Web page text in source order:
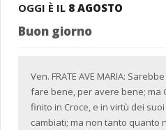
OGGI È IL 8 AGOSTO
Buon giorno
Ven. FRATE AVE MARIA:
fare bene, per avere bene; ma
finito in Croce, e in virtù dei
cambiati; ma non tanto quanto